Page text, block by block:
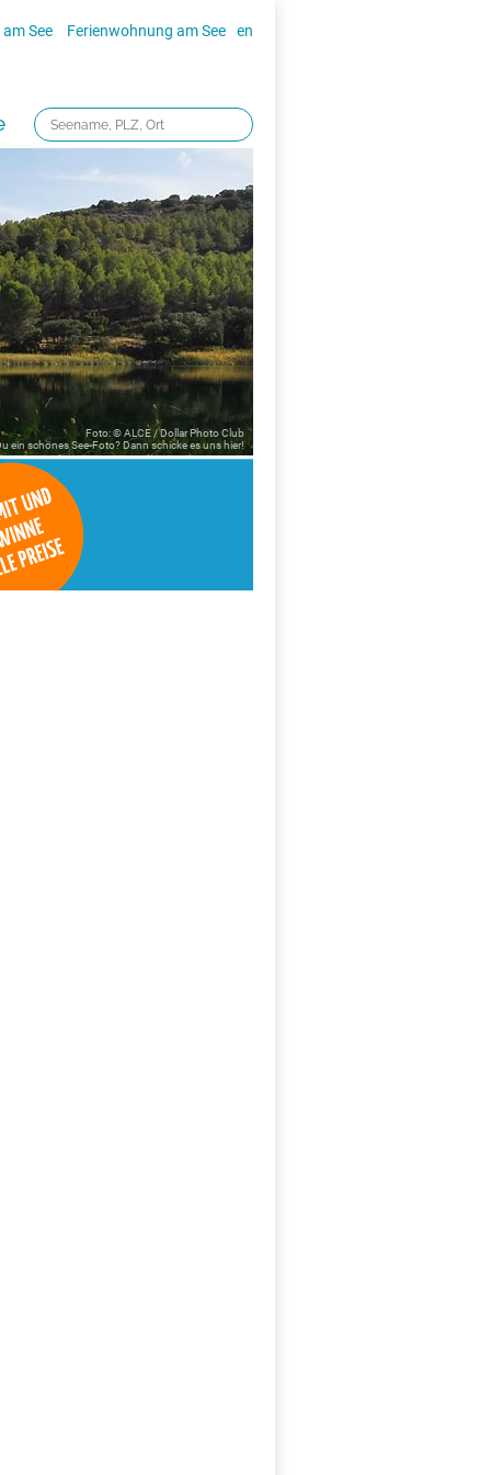
See Ferienwohnung am See en
Foto: © ALCE / Dollar Photo Club
ein schönes See-Foto? Dann schicke es uns hier!